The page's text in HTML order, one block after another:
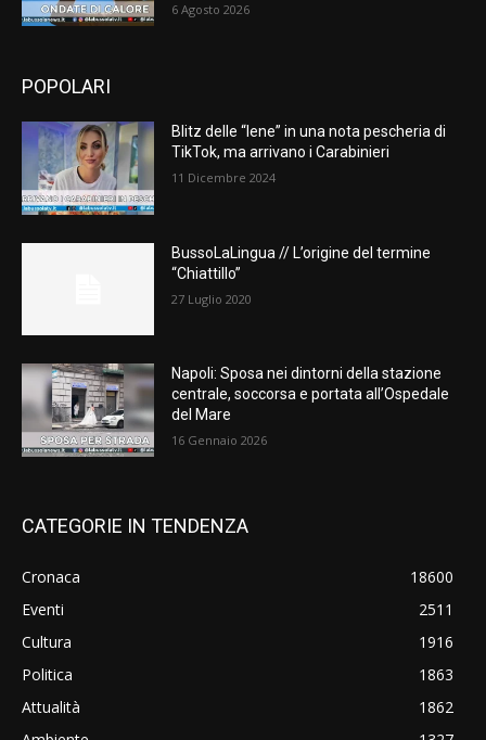
6 Agosto 2026
POPOLARI
Blitz delle “Iene” in una nota pescheria di
TikTok, ma arrivano i Carabinieri
11 Dicembre 2024
BussoLaLingua // L’origine del termine
“Chiattillo”
27 Luglio 2020
Napoli: Sposa nei dintorni della stazione
centrale, soccorsa e portata all’Ospedale
del Mare
16 Gennaio 2026
CATEGORIE IN TENDENZA
Cronaca
18600
Eventi
2511
Cultura
1916
Politica
1863
Attualità
1862